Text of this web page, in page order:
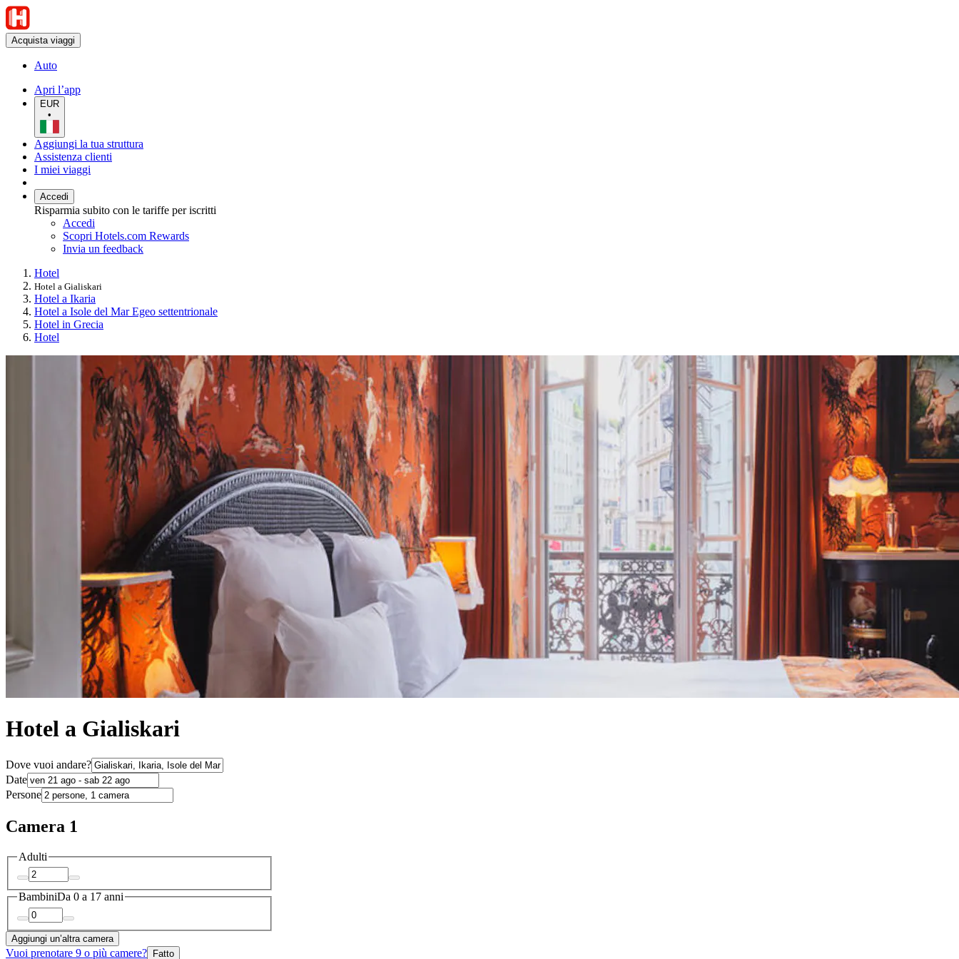
Acquista viaggi
Auto
Apri l’app
EUR
•
Aggiungi la tua struttura
Assistenza clienti
I miei viaggi
Accedi
Risparmia subito con le tariffe per iscritti
Accedi
Scopri Hotels.com Rewards
Invia un feedback
Hotel
Hotel a Gialiskari
Hotel a Ikaria
Hotel a Isole del Mar Egeo settentrionale
Hotel in Grecia
Hotel
Hotel a Gialiskari
Dove vuoi andare?
Date
Persone
Camera 1
Adulti
BambiniDa 0 a 17 anni
Aggiungi un’altra camera
Vuoi prenotare 9 o più camere? Fatto